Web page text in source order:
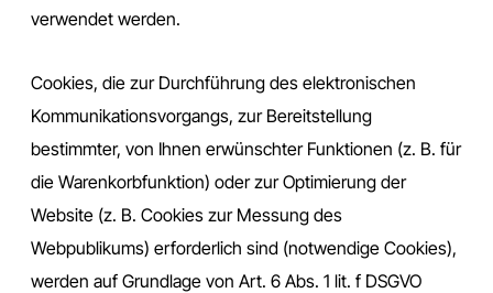
verwendet werden.
Cookies, die zur Durchführung des elektronischen
Kommunikationsvorgangs, zur Bereitstellung
bestimmter, von Ihnen erwünschter Funktionen (z. B. für
die Warenkorbfunktion) oder zur Optimierung der
Website (z. B. Cookies zur Messung des
Webpublikums) erforderlich sind (notwendige Cookies),
werden auf Grundlage von Art. 6 Abs. 1 lit. f DSGVO